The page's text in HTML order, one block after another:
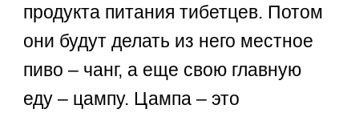
продукта питания тибетцев. Потом
они будут делать из него местное
пиво – чанг, а еще свою главную
еду – цампу. Цампа – это